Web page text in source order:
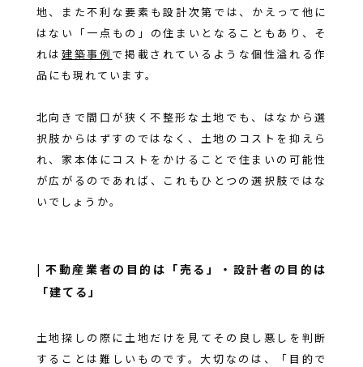
地、また不利な要素も設計次第では、かえって他に
はない「一点もの」の住まいとなることもあり、そ
れは建築事例 で掲載されているような個性溢れる作
品にも現れています。
北向きで間口が狭く不整形な土地でも、はなから選
択肢からはずすのではなく、土地のコストを抑えら
れ、家本体にコストをかけることで住まいの可能性
が広がるのであれば、これもひとつの選択肢ではな
いでしょうか。
| 不動産業者の目的は「売る」・設計者の目的は
「建てる」
土地探しの際に土地だけを見てその良し悪しを判断
することは難しいものです。大切なのは、「目的で